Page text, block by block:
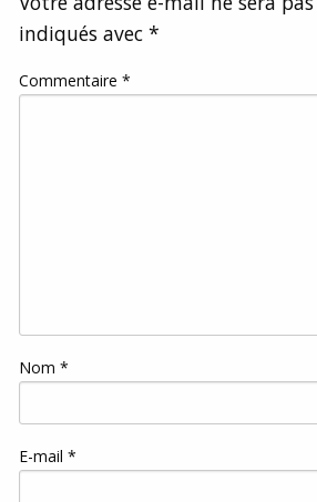
indiqués avec *
Commentaire *
Nom *
E-mail *